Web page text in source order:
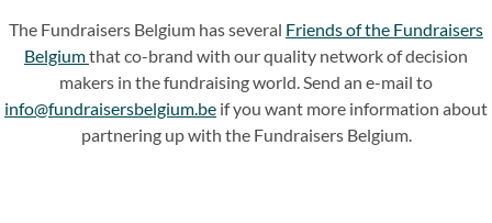
The Fundraisers Belgium has several Friends of the Fundraisers
Belgiumthat co-brand with our quality network of decision
makers in the fundraising world. Send an e-mail to
info@fundraisersbelgium.be if you want more information about
partnering up with the Fundraisers Belgium.